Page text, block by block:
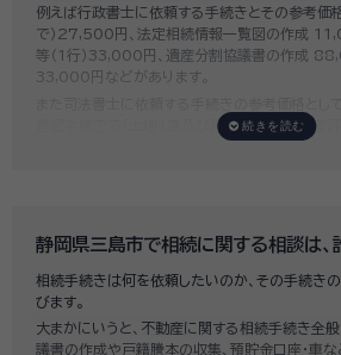
例えば行政書士に依頼する手続きとその参考価
で）27,500円、法定相続情報一覧図の作成
等（1行）33,000円、遺産分割協議書の作成
33,000円などがあります。
登記手続きで「土地1筆及び建物1棟（固定資産
せると100万円近くかそれ以上費用がかかってし
いい相続では、お客様ごとに必要な相続手続き
もり をお出ししております。予算に合わせてご
み依頼することも可能ですので、まずはお気軽に
静岡県三島市で相続に関する相談は、
相続手続きは何を依頼したいのか、その手続き
びます。
大まかにいうと、不動産に関する相続手続き全
議書の作成や戸籍謄本の収集、預貯金口座・車